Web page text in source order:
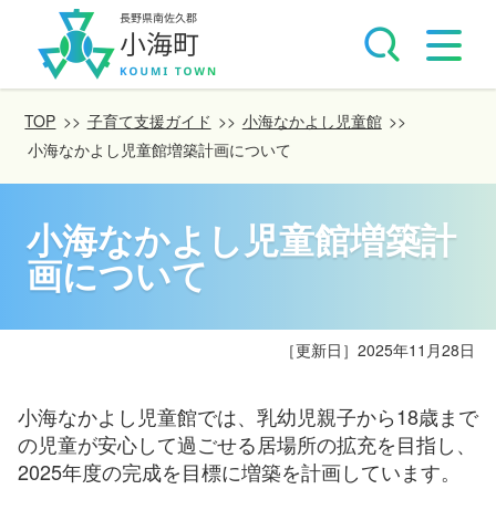
TOP >> 子育て支援ガイド >> 小海なかよし児童館 >>
小海なかよし児童館増築計画について
小海なかよし児童館増築計
画について
［更新日］ 2025年11月28日
小海なかよし児童館では、乳幼児親子から18歳まで
の児童が安心して過ごせる居場所の拡充を目指し、
2025年度の完成を目標に増築を計画しています。